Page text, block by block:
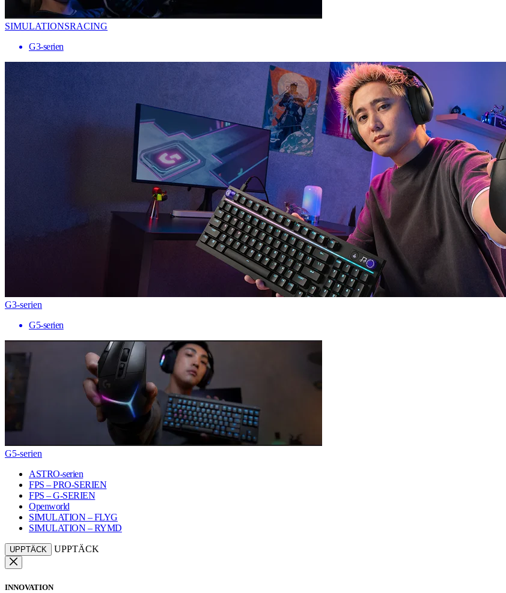
SIMULATIONSRACING
G3-serien
G3-serien
G5-serien
G5-serien
ASTRO-serien
FPS – PRO-SERIEN
FPS – G-SERIEN
Openworld
SIMULATION – FLYG
SIMULATION – RYMD
UPPTÄCK UPPTÄCK
INNOVATION